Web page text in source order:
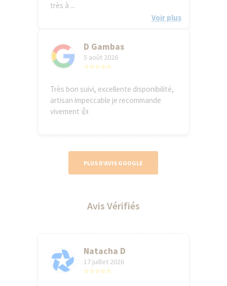
très à ...
Voir plus
D Gambas
5 août 2026
⭐⭐⭐⭐⭐
Très bon suivi, excellente disponibilité,
artisan impeccable je recommande
vivement 👍
PLUS D'AVIS GOOGLE
Avis Vérifiés
Natacha D
17 juillet 2026
⭐⭐⭐⭐⭐